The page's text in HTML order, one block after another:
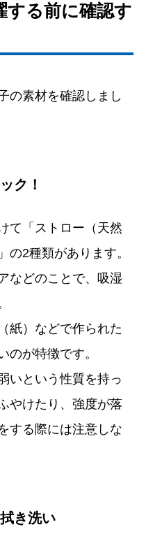
する前に確認す
の素材を確認しまし
ク！
て「ストロー（天然
の2種類があります。
などのことで、吸湿
紙）などで作られた
のが特徴です。
いという性質を持っ
やけたり、強度が落
する際には注意しな
き洗い